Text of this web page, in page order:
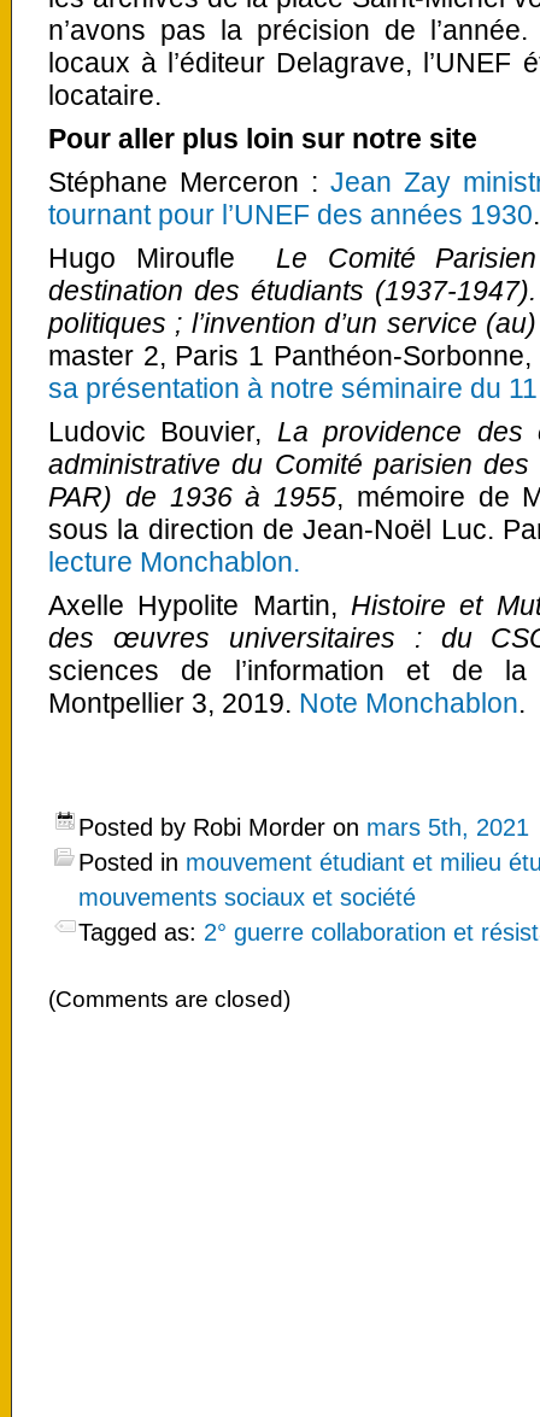
n’avons pas la précision de
locaux à l’éditeur Delagrave, l’UNEF
locataire.
Pour aller plus loin sur notre site
Stéphane Merceron : Jean Zay
tournant pour l’UNEF des années 1930.
Hugo Miroufle Le Comité
destination des étudiants (1937-
politiques ; l’invention d’un service
master 2, Paris 1 Panthéon-
sa présentation à notre séminaire du
Ludovic Bouvier, La providence des
administrative du Comité parisien
PAR) de 1936 à 1955, mémoire de
sous la direction de Jean-Noël Luc.
lecture Monchablon.
Axelle Hypolite Martin, Histoire et
des œuvres universitaires : du
sciences de l’information et de la
Montpellier 3, 2019. Note Monchablon.
Posted by Robi Morder on mars 5th, 2021
Posted in mouvement étudiant et milieu
mouvements sociaux et société
Tagged as: 2° guerre collaboration et
(Comments are closed)